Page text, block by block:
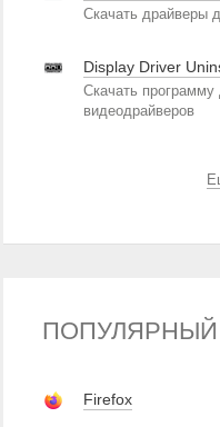
Скачать драйверы
Display Driver
Скачать
видеодрайверов
Firefox